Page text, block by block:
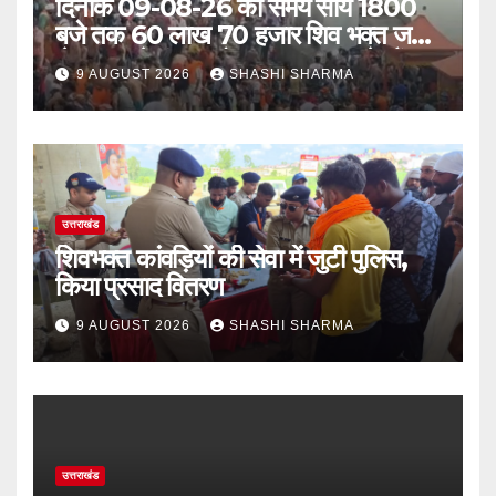
दिनांक 09-08-26 को समय साय 1800
बजे तक 60 लाख 70 हजार शिव भक्त जल
लेकर अपने गंतव्य को प्रस्थान कर चुके हैं
9 AUGUST 2026 SHASHI SHARMA
उत्तराखंड
शिवभक्त कांवड़ियों की सेवा में जुटी पुलिस,
किया प्रसाद वितरण
9 AUGUST 2026 SHASHI SHARMA
उत्तराखंड